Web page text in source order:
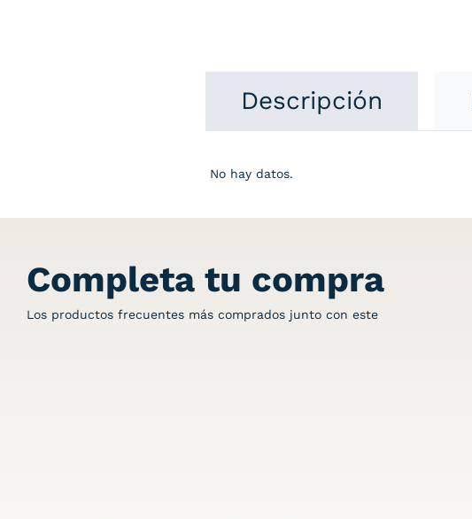
Descripción
No hay datos.
Completa tu compra
Los productos frecuentes más comprados junto con este